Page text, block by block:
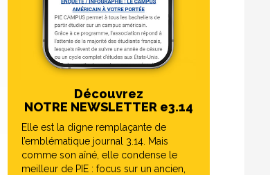
Découvrez
NOTRE NEWSLETTER e3.14
Elle est la digne remplaçante de
l’emblématique journal 3.14. Mais
comme son aîné, elle condense le
meilleur de PIE : focus sur un ancien,